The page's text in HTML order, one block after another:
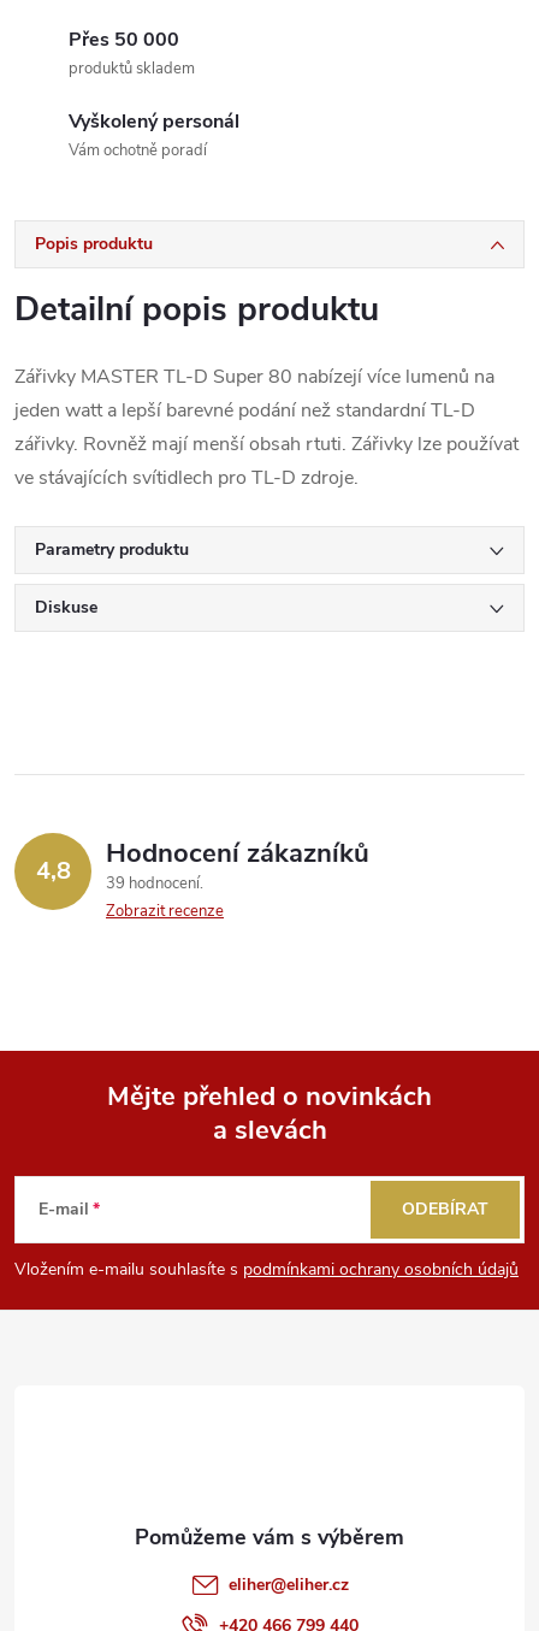
Přes 50 000
produktů skladem
Vyškolený personál
Vám ochotně poradí
Popis produktu
Detailní popis produktu
Zářivky MASTER TL-D Super 80 nabízejí více lumenů na
jeden watt a lepší barevné podání než standardní TL-D
zářivky. Rovněž mají menší obsah rtuti. Zářivky lze používat
ve stávajících svítidlech pro TL-D zdroje.
Parametry produktu
Diskuse
4,8 Hodnocení zákazníků
39 hodnocení
Zobrazit recenze
p
a
Mějte přehled o novinkách
a slevách
E-mail
Vložením e-mailu souhlasíte s podmínkami ochrany osobních údajů
ODEBÍRAT
eliher@eliher.cz
+420 466 799 440